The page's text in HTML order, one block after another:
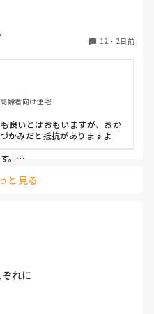
っても難しい時がありま
づかみでたべてもらってる
職員が介助しています。ご
うのですが、皆さんはどう
が手づかみで食べてるのを
ん、介助して下さいと思っ
12 ・ 2日前
齢者向け住宅
良いとはおもいますが、おか
かみだと抵抗がありますよ
。
てたりするのを手づかみは抵
と見る
れに